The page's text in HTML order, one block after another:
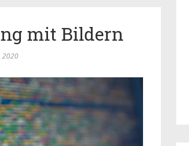
mit Bildern
2020